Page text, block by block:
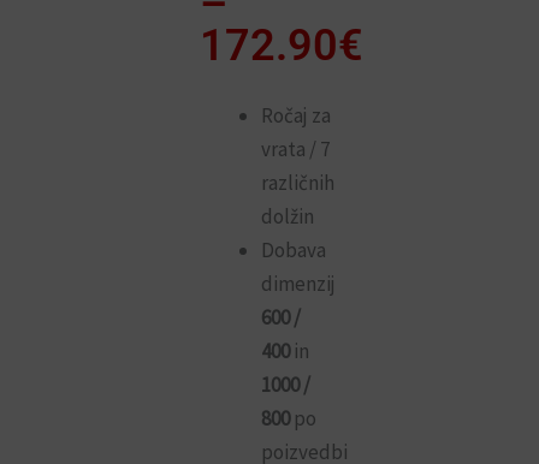
172.90€
od
do
172.90€
Ročaj za
vrata / 7
različnih
dolžin
Dobava
dimenzij
600 /
400in
1000 /
800po
poizvedbi